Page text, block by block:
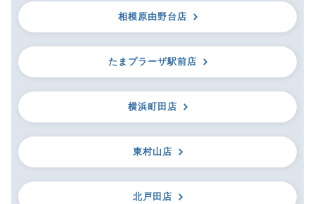
相模原由野台店
たまプラーザ駅前店
横浜町田店
東村山店
北戸田店